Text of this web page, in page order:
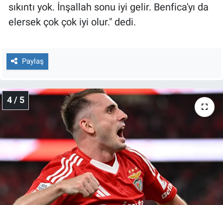
sıkıntı yok. İnşallah sonu iyi gelir. Benfica'yı da
elersek çok çok iyi olur." dedi.
Paylaş
4 / 5